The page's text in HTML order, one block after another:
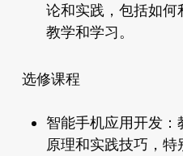
论和实践，包括如
教学和学习。
选修课程
智能手机应用开发
原理和实践技巧，